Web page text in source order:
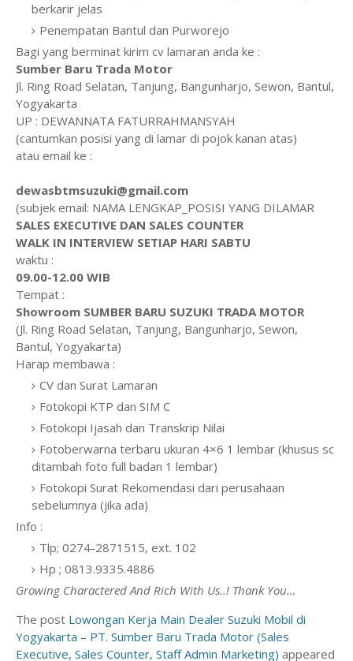
berkarir jelas
Penempatan Bantul dan Purworejo
Bagi yang berminat kirim cv lamaran anda ke :
Sumber Baru Trada Motor
Jl. Ring Road Selatan, Tanjung, Bangunharjo, Sewon, Bantul,
Yogyakarta
UP : DEWANNATA FATURRAHMANSYAH
(cantumkan posisi yang di lamar di pojok kanan atas)
atau email ke :
dewasbtmsuzuki@gmail.com
(subjek email: NAMA LENGKAP_POSISI YANG DILAMAR
SALES EXECUTIVE DAN SALES COUNTER
WALK IN INTERVIEW SETIAP HARI SABTU
waktu :
09.00-12.00 WIB
Tempat :
Showroom SUMBER BARU SUZUKI TRADA MOTOR
(Jl. Ring Road Selatan, Tanjung, Bangunharjo, Sewon,
Bantul, Yogyakarta)
Harap membawa :
CV dan Surat Lamaran
Fotokopi KTP dan SIM C
Fotokopi Ijasah dan Transkrip Nilai
Fotoberwarna terbaru ukuran 4×6 1 lembar (khusus sc
ditambah foto full badan 1 lembar)
Fotokopi Surat Rekomendasi dari perusahaan
sebelumnya (jika ada)
Info :
Tlp; 0274-2871515, ext. 102
Hp ; 0813.9335.4886
Growing Charactered And Rich With Us..! Thank You…
The post Lowongan Kerja Main Dealer Suzuki Mobil di
Yogyakarta – PT. Sumber Baru Trada Motor (Sales
Executive, Sales Counter, Staff Admin Marketing) appeared